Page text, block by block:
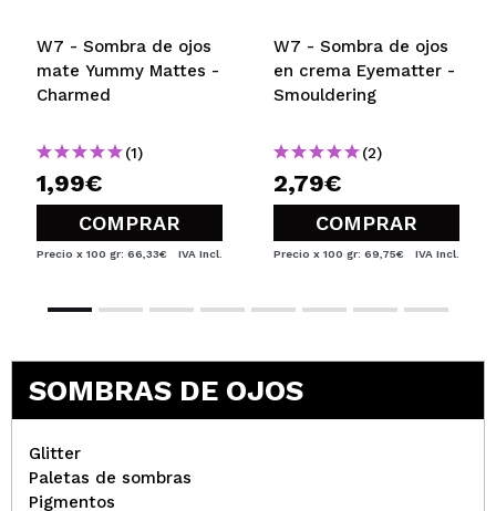
W7 - Sombra de ojos
mate Yummy Mattes -
Charmed
(1)
1,99€
COMPRAR
Precio x 100 gr: 66,33€ IVA Incl.
W7 - Sombra de ojos
en crema Eyematter -
Smouldering
(2)
2,79€
COMPRAR
Precio x 100 gr: 69,75€ IVA Incl.
SOMBRAS DE OJOS
Glitter
Paletas de sombras
Pigmentos